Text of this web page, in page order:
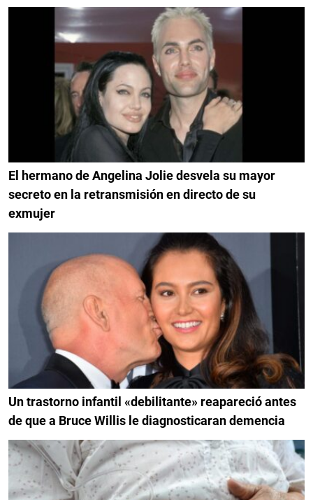
El hermano de Angelina Jolie desvela su mayor
secreto en la retransmisión en directo de su
exmujer
Un trastorno infantil «debilitante» reapareció antes
de que a Bruce Willis le diagnosticaran demencia